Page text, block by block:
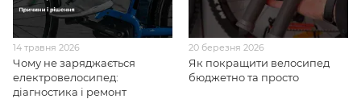
14 травня 2026
Чому не заряджається
електровелосипед:
діагностика і ремонт
20 березня 2026
Як покращити велосипед
бюджетно та просто